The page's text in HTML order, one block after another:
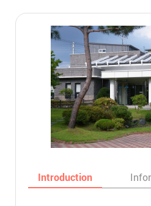
Introduction